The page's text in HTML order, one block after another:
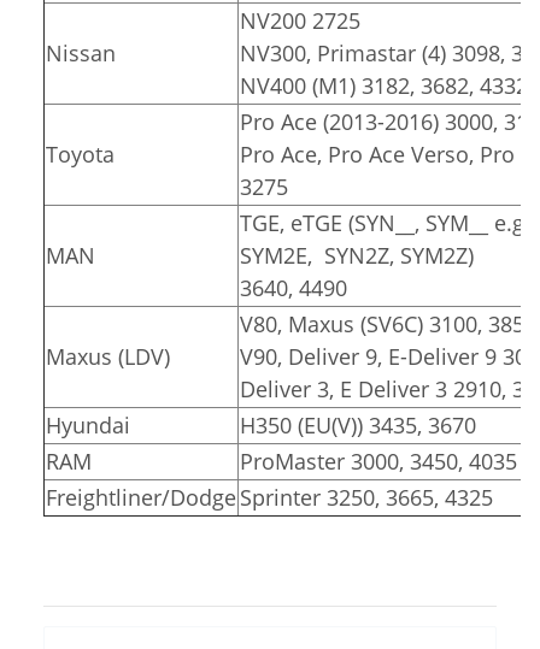
Nissan
NV200 2725
NV300, Primastar (4) 3098,
NV400 (M1) 3182, 3682, 4332
Toyota
Pro Ace (2013-2016) 3000,
Pro Ace, Pro Ace Verso, Pro
3275
MAN
TGE, eTGE (SYN__, SYM__
SYM2E, SYN2Z, SYM2Z)
3640, 4490
Maxus (LDV)
V80, Maxus (SV6C) 3100, 3850
V90, Deliver 9, E-Deliver 9
Deliver 3, E Deliver 3 2910,
Hyundai
H350 (EU(V)) 3435, 3670
RAM
ProMaster 3000, 3450, 4035
Freightliner/DodgeSprinter 3250, 3665, 4325